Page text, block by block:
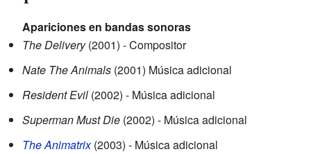
Apariciones en bandas sonoras
The Delivery(2001) - Compositor
Nate The Animals (2001) Música adicional
Resident Evil (2002) - Música adicional
Superman Must Die (2002) - Música adicional
The Animatrix(2003) - Música adicional